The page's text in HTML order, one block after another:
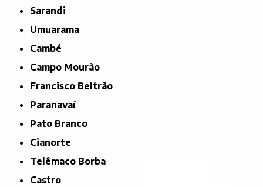
Sarandi
Umuarama
Cambé
Campo Mourão
Francisco Beltrão
Paranavaí
Pato Branco
Cianorte
Telêmaco Borba
Castro